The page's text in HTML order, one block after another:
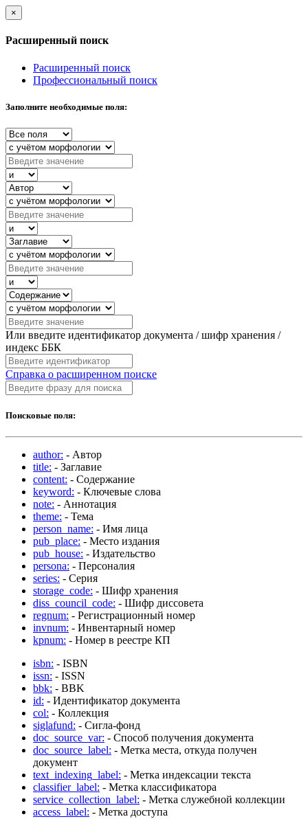
×
Расширенный поиск
Расширенный поиск
Профессиональный поиск
Заполните необходимые поля:
Или введите идентификатор документа / шифр хранения /
индекс ББК
Справка о расширенном поиске
Поисковые поля:
author: - Автор
title: - Заглавие
content: - Содержание
keyword: - Ключевые слова
note: - Аннотация
theme: - Тема
person_name: - Имя лица
pub_place: - Место издания
pub_house: - Издательство
persona: - Персоналия
series: - Серия
storage_code: - Шифр хранения
diss_council_code: - Шифр диссовета
regnum: - Регистрационный номер
invnum: - Инвентарный номер
kpnum: - Номер в реестре КП
isbn: - ISBN
issn: - ISSN
bbk: - BBK
id: - Идентификатор документа
col: - Коллекция
siglafund: - Сигла-фонд
doc_source_var: - Способ получения документа
doc_source_label: - Метка места, откуда получен
документ
text_indexing_label: - Метка индексации текста
classifier_label: - Метка классификатора
service_collection_label: - Метка служебной коллекции
access_label: - Метка доступа